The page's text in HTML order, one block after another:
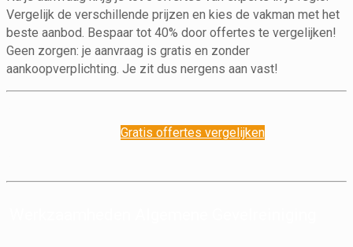
Vergelijk de verschillende prijzen en kies de vakman met het
beste aanbod. Bespaar tot 40% door offertes te vergelijken!
Geen zorgen: je aanvraag is gratis en zonder
aankoopverplichting. Je zit dus nergens aan vast!
Gratis offertes vergelijken